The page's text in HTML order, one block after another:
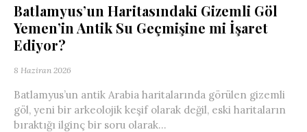
Batlamyus’un Haritasındaki Gizemli Göl
Yemen’in Antik Su Geçmişine mi İşaret
Ediyor?
8 Haziran 2026
Batlamyus’un antik Arabia haritalarında görülen gizemli
göl, yeni bir arkeolojik keşif olarak değil, eski haritaların
bıraktığı ilginç bir soru olarak...